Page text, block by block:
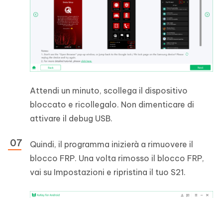
Attendi un minuto, scollega il dispositivo
bloccato e ricollegalo. Non dimenticare di
attivare il debug USB.
Quindi, il programma inizierà a rimuovere il
blocco FRP. Una volta rimosso il blocco FRP,
vai su Impostazioni e ripristina il tuo S21.